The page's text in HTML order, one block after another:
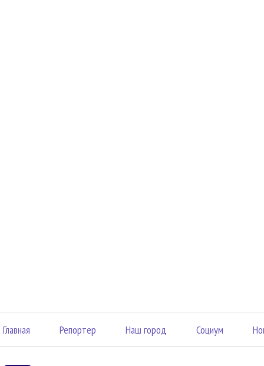
Главная Репортер Наш город Социум